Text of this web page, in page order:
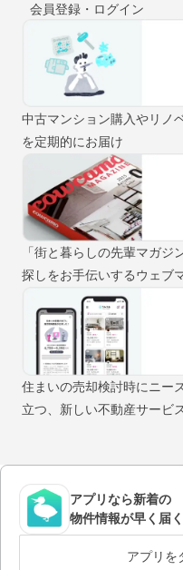
会員登録・ログイン
中古マンション購入やリノ
を定期的にお届け
「街と暮らしの先輩マガ
探しをお手伝いするウェブ
住まいの売却検討時にニー
立つ、新しい不動産サービ
アプリなら新着の
物件情報が早く届く
アプリを